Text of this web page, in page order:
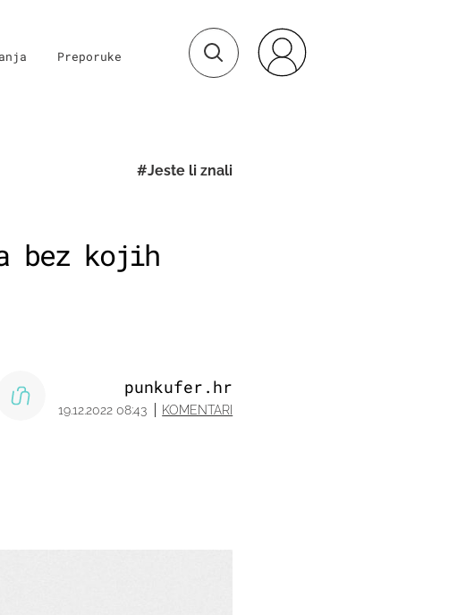
Preporuke
#Jeste li znali
bez kojih
punkufer.hr
19.12.2022 08:43 KOMENTARI